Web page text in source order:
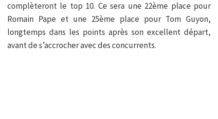
complèteront le top 10. Ce sera une 22ème place pour
Romain Pape et une 25ème place pour Tom Guyon,
longtemps dans les points après son excellent départ,
avant de s’accrocher avec des concurrents.